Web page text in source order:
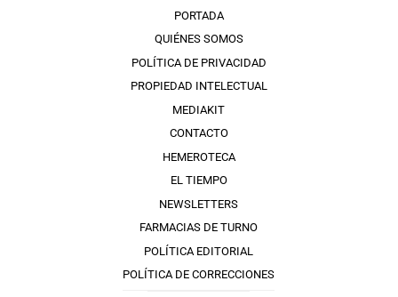
PORTADA
QUIÉNES SOMOS
POLÍTICA DE PRIVACIDAD
PROPIEDAD INTELECTUAL
MEDIAKIT
CONTACTO
HEMEROTECA
EL TIEMPO
NEWSLETTERS
FARMACIAS DE TURNO
POLÍTICA EDITORIAL
POLÍTICA DE CORRECCIONES